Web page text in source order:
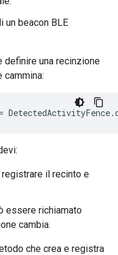
un beacon BLE
una recinzione
cammina:
registrare il recinto e
essere richiamato
cambia.
che crea e registra